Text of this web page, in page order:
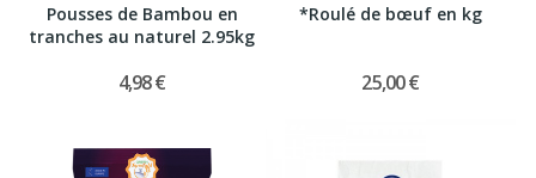
Pousses de Bambou en
tranches au naturel 2.95kg
4,98 €
*Roulé de bœuf en kg
25,00 €